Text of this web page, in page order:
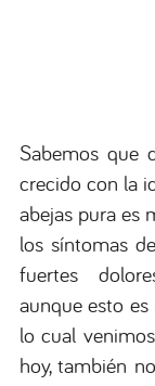
Sabemos que
crecido con la
abejas pura es
los síntomas
fuertes
aunque esto
lo cual
hoy, también